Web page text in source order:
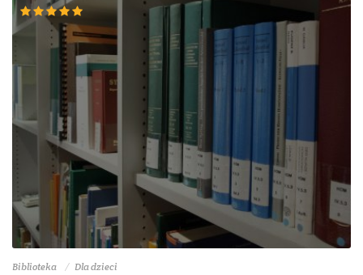
Biblioteka Dla dzieci